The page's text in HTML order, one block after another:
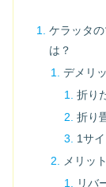
ケラッタ
は？
デメリ
折り
折り
1サ
メリッ
リバ